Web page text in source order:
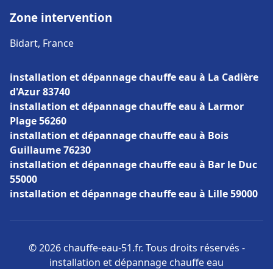
Zone intervention
Bidart, France
installation et dépannage chauffe eau à La Cadière
d'Azur 83740
installation et dépannage chauffe eau à Larmor
Plage 56260
installation et dépannage chauffe eau à Bois
Guillaume 76230
installation et dépannage chauffe eau à Bar le Duc
55000
installation et dépannage chauffe eau à Lille 59000
© 2026 chauffe-eau-51.fr. Tous droits réservés -
installation et dépannage chauffe eau